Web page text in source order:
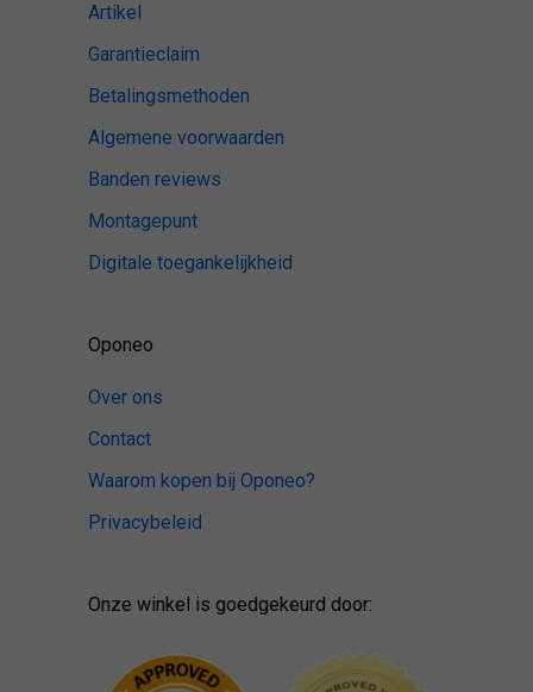
Artikel
Garantieclaim
Betalingsmethoden
Algemene voorwaarden
Banden reviews
Montagepunt
Digitale toegankelijkheid
Oponeo
Over ons
Contact
Waarom kopen bij Oponeo?
Privacybeleid
Onze winkel is goedgekeurd door: